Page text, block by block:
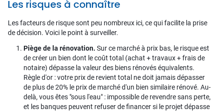
Les risques à connaître
Les facteurs de risque sont peu nombreux ici, ce qui facilite la prise
de décision. Voici le point à surveiller.
Piège de la rénovation. Sur ce marché à prix bas, le risque est
de créer un bien dont le coût total (achat + travaux + frais de
notaire) dépasse la valeur des biens rénovés équivalents.
Règle d'or : votre prix de revient total ne doit jamais dépasser
de plus de 20% le prix de marché d'un bien similaire rénové. Au-
delà, vous êtes "sous l'eau" : impossible de revendre sans perte,
et les banques peuvent refuser de financer si le projet dépasse